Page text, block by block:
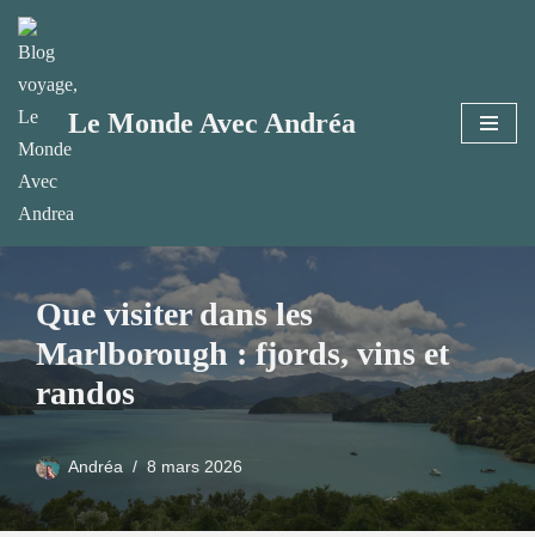
Aller
au
contenuLe Monde Avec Andréa
Que visiter dans les
Marlborough : fjords, vins et
randos
Andréa 8 mars 2026